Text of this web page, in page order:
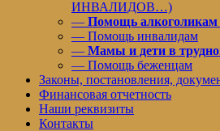
ИНВАЛИДОВ…)
— Помощь
— Помощь инвалидам
— Мамы и дети в
— Помощь беженцам
Законы, постановления,
Финансовая отчетность
Наши реквизиты
Контакты